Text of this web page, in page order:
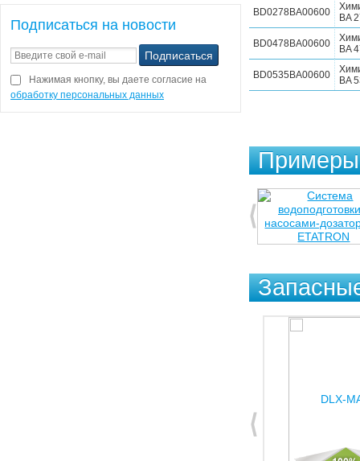
BD0278BA00600
BA
BD0478BA00600
BA
BD0535BA00600
BA
Примеры
Подписаться на новости
Нажимая кнопку, вы даете согласие на
обработку персональных данных